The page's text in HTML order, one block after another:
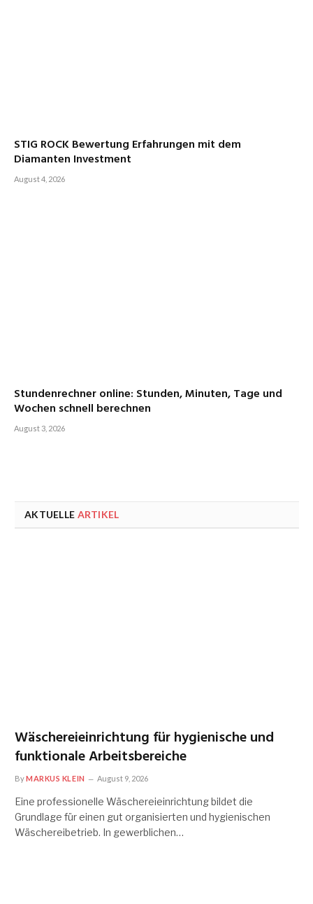
STIG ROCK Bewertung Erfahrungen mit dem
Diamanten Investment
August 4, 2026
Stundenrechner online: Stunden, Minuten, Tage und
Wochen schnell berechnen
August 3, 2026
AKTUELLE ARTIKEL
Wäschereieinrichtung für hygienische und
funktionale Arbeitsbereiche
ByMARKUS KLEIN August 9, 2026
Eine professionelle Wäschereieinrichtung bildet die
Grundlage für einen gut organisierten und hygienischen
Wäschereibetrieb. In gewerblichen…